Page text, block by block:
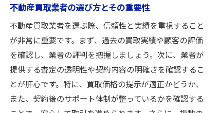
専門家のアドバイスを受けることの重要性
法律専門家に相談するタイミング
プロとのコミュニケーションを円滑にする
方法
プロの意見を活かした売却戦略の立案
不動産買取業者の選び方とその重要性
不動産買取業者を選ぶ際、信頼性と実績を重視すること
が非常に重要です。まず、過去の買取実績や顧客の評価
を確認し、業者の評判を把握しましょう。次に、業者が
提供する査定の透明性や契約内容の明確さを確認するこ
とが肝心です。特に、買取価格の提示が適正かどうか、
また、契約後のサポート体制が整っているかを確認する